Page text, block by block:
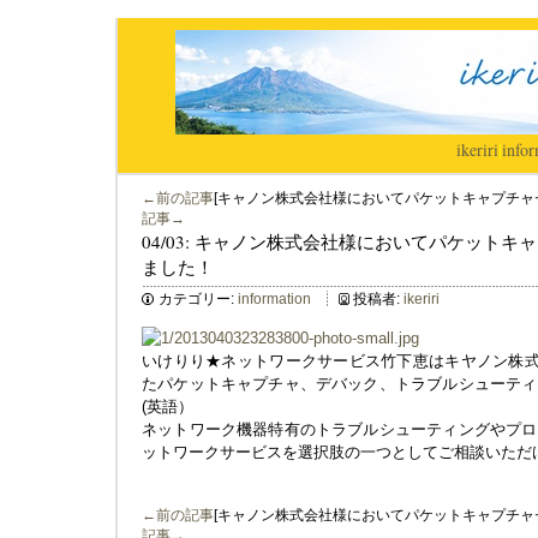
ikeriri|
←前の記事[キャノン株式会社様においてパケットキャプチ
記事→
04/03: キャノン株式会社様においてパケットキ
ました！
カテゴリー: information 投稿者: ikeriri
いけりり★ネットワークサービス竹下恵はキヤノン株
たパケットキャプチャ、デバック、トラブルシューテ
(英語）
ネットワーク機器特有のトラブルシューティングやプ
ットワークサービスを選択肢の一つとしてご相談いた
←前の記事[キャノン株式会社様においてパケットキャプチ